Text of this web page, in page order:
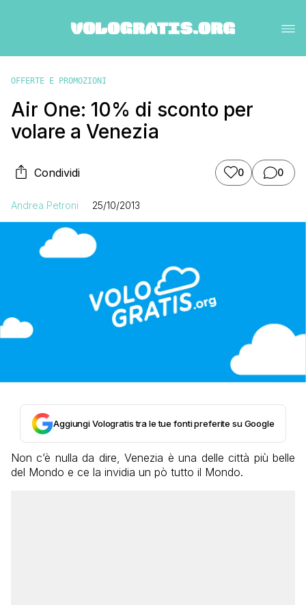
OFFERTE E PROMOZIONI
Air One: 10% di sconto per
volare a Venezia
Condividi 0 0
Andrea Petroni 25/10/2013
Aggiungi Vologratis tra le tue fonti preferite su Google
Non c’è nulla da dire, Venezia è una delle città più belle
del Mondo e ce la invidia un pò tutto il Mondo.